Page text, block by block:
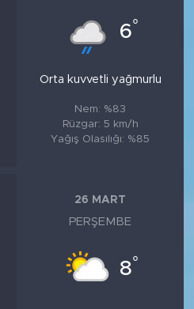
6°
Orta kuvvetli yağmurlu
Nem: %83
Rüzgar: 5 km/h
Yağış Olasılığı: %85
26 MART
PERŞEMBE
8°